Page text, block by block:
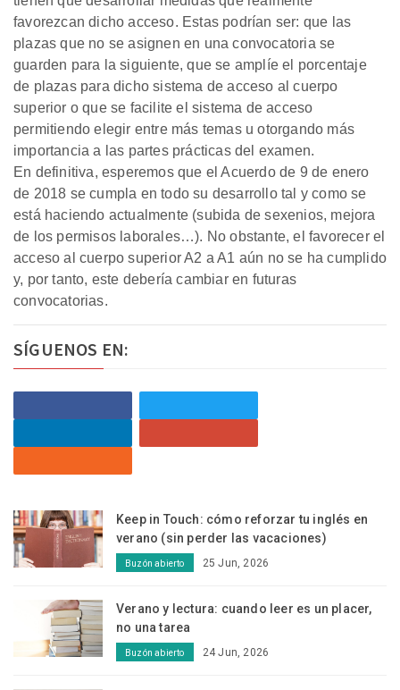
favorezcan dicho acceso. Estas podrían ser: que las
plazas que no se asignen en una convocatoria se
guarden para la siguiente, que se amplíe el porcentaje
de plazas para dicho sistema de acceso al cuerpo
superior o que se facilite el sistema de acceso
permitiendo elegir entre más temas u otorgando más
importancia a las partes prácticas del examen.
En definitiva, esperemos que el Acuerdo de 9 de enero
de 2018 se cumpla en todo su desarrollo tal y como se
está haciendo actualmente (subida de sexenios, mejora
de los permisos laborales…). No obstante, el favorecer el
acceso al cuerpo superior A2 a A1 aún no se ha cumplido
y, por tanto, este debería cambiar en futuras
convocatorias.
SÍGUENOS EN:
Keep in Touch: cómo reforzar tu inglés en
verano (sin perder las vacaciones)
Buzón abierto 25 Jun, 2026
Verano y lectura: cuando leer es un placer,
no una tarea
Buzón abierto 24 Jun, 2026